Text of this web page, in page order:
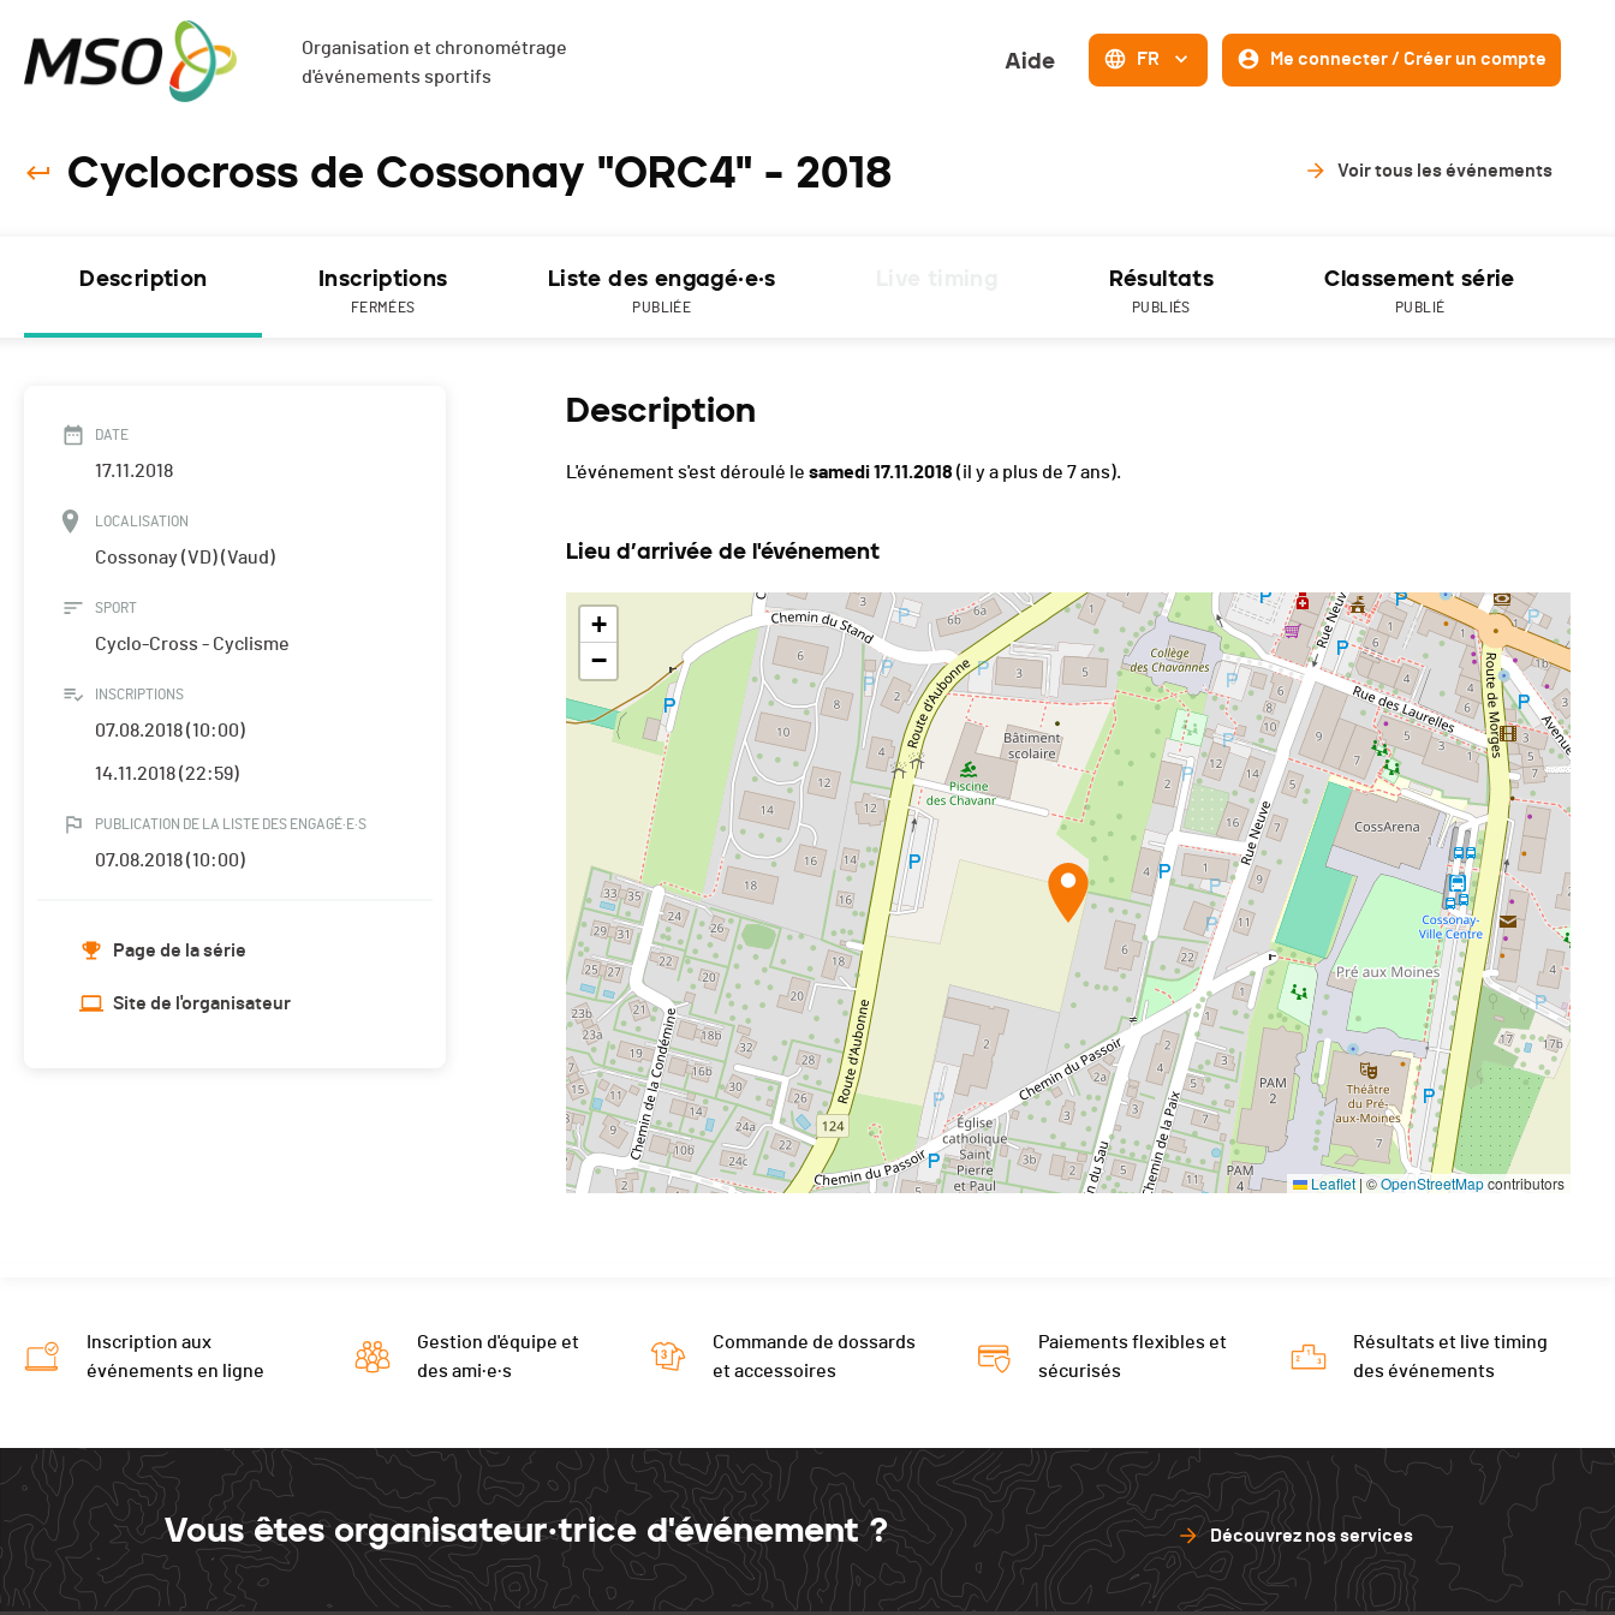
Organisation et chronométrage
d'événements sportifs
Aide FR Me connecter / Créer un compte
Cyclocross de Cossonay "ORC4" - 2018 Voir tous les événements
Description Inscriptions
FERMÉES
Liste des engagé·e·s
PUBLIÉE
Résultats
PUBLIÉS
Classement série
PUBLIÉ
DATE
17.11.2018
LOCALISATION
Cossonay (VD) (Vaud)
SPORT
Cyclo-Cross - Cyclisme
INSCRIPTIONS
07.08.2018 (10:00)
14.11.2018 (22:59)
PUBLICATION DE LA LISTE DES ENGAGÉ·E·S
07.08.2018 (10:00)
Page de la série
Site de l'organisateur
Description
L'événement s'est déroulé le samedi 17.11.2018 (il y a plus de 7 ans).
Lieu d’arrivée de l'événement
+
−
Leaflet | ©OpenStreetMapcontributors
Inscription aux
événements en ligne
Gestion d'équipe et
des ami·e·s
Commande de dossards
et accessoires
Paiements flexibles et
sécurisés
Résultats et live timing
des événements
Vous êtes organisateur·trice d'événement ? Découvrez nos services